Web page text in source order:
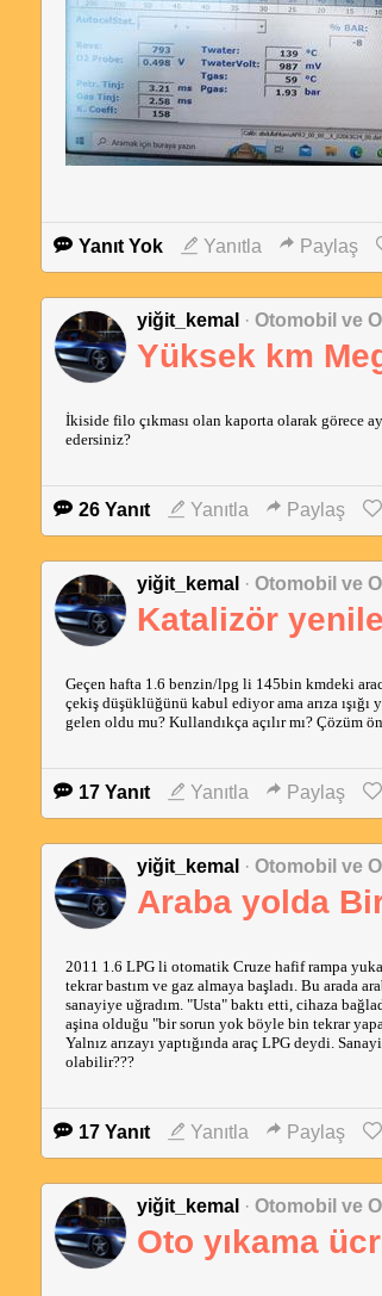
Yanıt Yok Yanıtla Paylaş
yiğit_kemal · Otomobil ve
Yüksek km
İkiside filo çıkması olan kaporta olarak görece
edersiniz?
26 Yanıt Yanıtla Paylaş
yiğit_kemal · Otomobil ve
Katalizör
Geçen hafta 1.6 benzin/lpg li 145bin kmdeki
çekiş düşüklüğünü kabul ediyor ama arıza
gelen oldu mu? Kullandıkça açılır mı? Çözüm
17 Yanıt Yanıtla Paylaş
yiğit_kemal · Otomobil ve
Araba yolda
2011 1.6 LPG li otomatik Cruze hafif rampa
tekrar bastım ve gaz almaya başladı. Bu arada
sanayiye uğradım. "Usta" baktı etti, cihaza
aşina olduğu "bir sorun yok böyle bin tekrar
Yalnız arızayı yaptığında araç LPG deydi.
olabilir???
17 Yanıt Yanıtla Paylaş
yiğit_kemal · Otomobil ve
Oto yıkama